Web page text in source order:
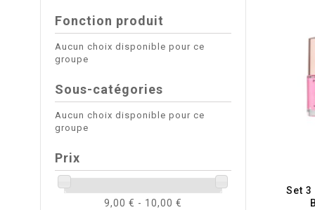
Fonction produit
Aucun choix disponible pour ce
groupe
Sous-catégories
Aucun choix disponible pour ce
groupe
Prix
9,00 € - 10,00 €
Set